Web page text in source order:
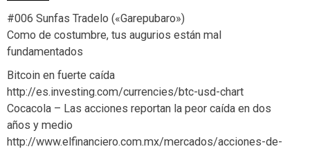
#006 Sunfas Tradelo («Garepubaro»)
Como de costumbre, tus augurios están mal
fundamentados
Bitcoin en fuerte caída
http://es.investing.com/currencies/btc-usd-chart
Cocacola – Las acciones reportan la peor caída en dos
años y medio
http://www.elfinanciero.com.mx/mercados/acciones-de-